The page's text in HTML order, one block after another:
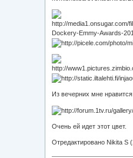
Из вечерних мне нравится
Очень ей идет этот цвет.
Отредактировано Nikita S